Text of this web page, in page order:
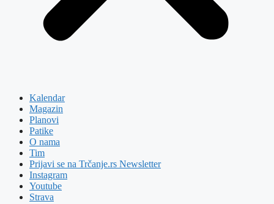
Kalendar
Magazin
Planovi
Patike
O nama
Tim
Prijavi se na Trčanje.rs Newsletter
Instagram
Youtube
Strava